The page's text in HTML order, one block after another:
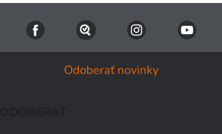
Odoberať novinky